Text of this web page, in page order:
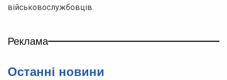
військовослужбовців.
Реклама
Останні новини